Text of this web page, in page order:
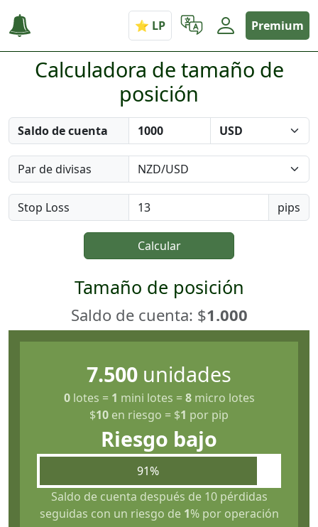
Premium
Calculadora de tamaño de
posición
Saldo de cuenta
Par de divisas
Stop Loss pips
Calcular
Tamaño de posición
Saldo de cuenta: $1.000
7.500 unidades
0lotes = 1 mini lotes =8micro lotes
$10 en riesgo = $1 por pip
Riesgo bajo
91%
Saldo de cuenta después de 10 pérdidas
seguidas con un riesgo de 1% por operación